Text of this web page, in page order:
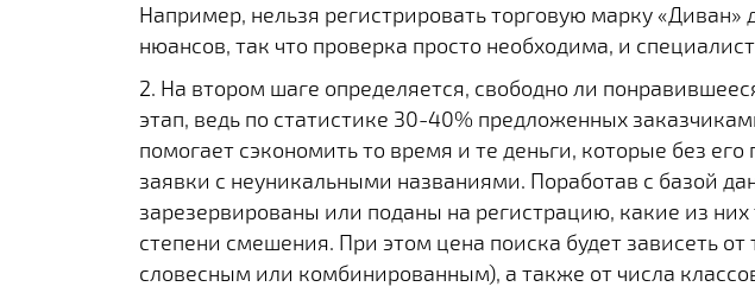
Например, нельзя регистрировать торговую марку
нюансов, так что проверка просто необходима, и
2. На втором шаге определяется, свободно ли
этап, ведь по статистике 30-40% предложенных
помогает сэкономить то время и те деньги, которые без
заявки с неуникальными названиями. Поработав с базой
зарезервированы или поданы на регистрацию, какие из
степени смешения. При этом цена поиска будет зависеть
словесным или комбинированным), а также от числа